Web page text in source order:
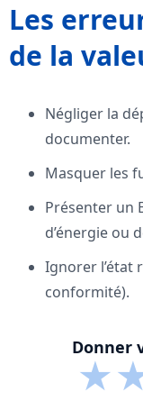
Les
de la
Négliger la
documenter.
Masquer les
Présenter un
d’énergie ou
Ignorer l’état
conformité).
Donner
★